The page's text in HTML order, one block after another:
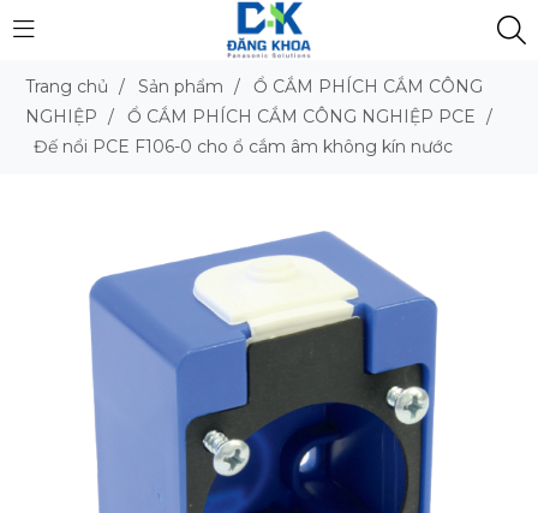
Trang chủ / Sản phẩm /
Ổ CẮM PHÍCH CẮM CÔNG
NGHIỆP / Ổ CẮM PHÍCH CẮM CÔNG NGHIỆP PCE /
Đế nổi PCE F106-0 cho ổ cắm âm không kín nước